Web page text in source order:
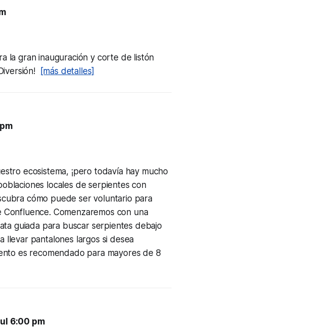
la gran inauguración y corte de listón
[más detalles]
ecosistema, ¡pero todavía hay mucho
locales de serpientes con
cómo puede ser voluntario para
Comenzaremos con una
guiada para buscar serpientes debajo
pantalones largos si desea
es recomendado para mayores de 8
6:00 pm